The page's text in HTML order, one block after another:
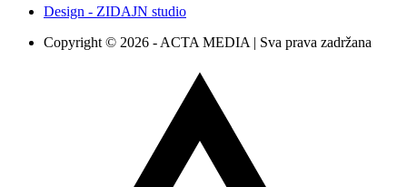
Design - ZIDAJN studio
Copyright © 2026 - ACTA MEDIA | Sva prava zadržana